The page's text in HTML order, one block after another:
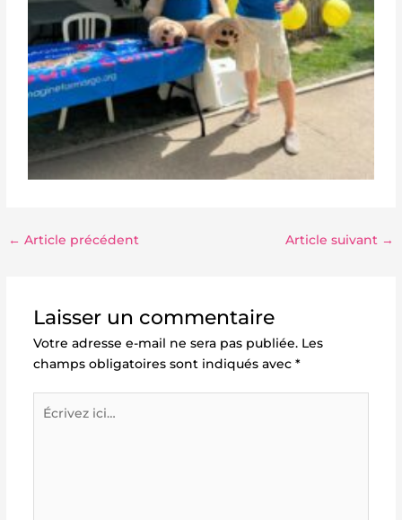
← Article précédent Article suivant →
Laisser un commentaire
Votre adresse e-mail ne sera pas publiée. Les
champs obligatoires sont indiqués avec *
ici…